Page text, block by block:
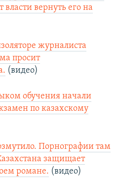
вернуть его на
журналиста
просит
(видео)
обучения начали
по казахскому
Порнографии там
защищает
романе. (видео)